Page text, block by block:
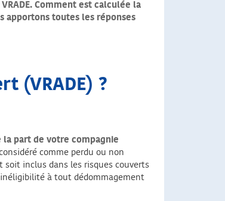
Comment est calculée la
apportons toutes les réponses
(VRADE) ?
la part de votre compagnie
comme perdu ou non
soit inclus dans les risques couverts
à tout dédommagement